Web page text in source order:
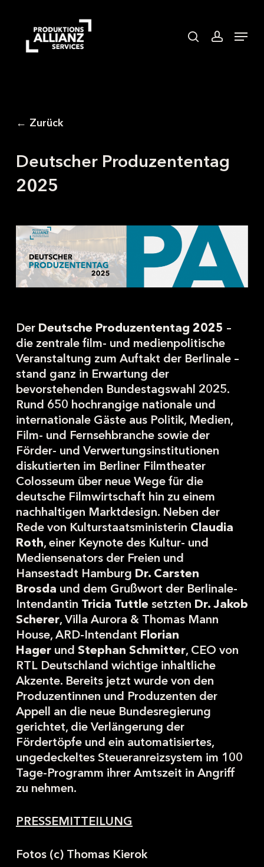
content
Menu
← Zurück
Deutscher Produzententag
2025
Der Deutsche Produzententag 2025 –
die zentrale film- und medienpolitische
Veranstaltung zum Auftakt der Berlinale –
stand ganz in Erwartung der
bevorstehenden Bundestagswahl 2025.
Rund 650 hochrangige nationale und
internationale Gäste aus Politik, Medien,
Film- und Fernsehbranche sowie der
Förder- und Verwertungsinstitutionen
diskutierten im Berliner Filmtheater
Colosseum über neue Wege für die
deutsche Filmwirtschaft hin zu einem
nachhaltigen Marktdesign. Neben der
Rede von Kulturstaatsministerin Claudia
Roth, einer Keynote des Kultur- und
Mediensenators der Freien und
Hansestadt Hamburg Dr. Carsten
Brosda und dem Grußwort der Berlinale-
Intendantin Tricia Tuttlesetzten Dr. Jakob
Scherer, Villa Aurora & Thomas Mann
House, ARD-Intendant Florian
Hagerund Stephan Schmitter, CEO von
RTL Deutschland wichtige inhaltliche
Akzente. Bereits jetzt wurde von den
Produzentinnen und Produzenten der
Appell an die neue Bundesregierung
gerichtet, die Verlängerung der
Fördertöpfe und ein automatisiertes,
ungedeckeltes Steueranreizsystem im 100
Tage-Programm ihrer Amtszeit in Angriff
zu nehmen.
PRESSEMITTEILUNG
Fotos (c) Thomas Kierok